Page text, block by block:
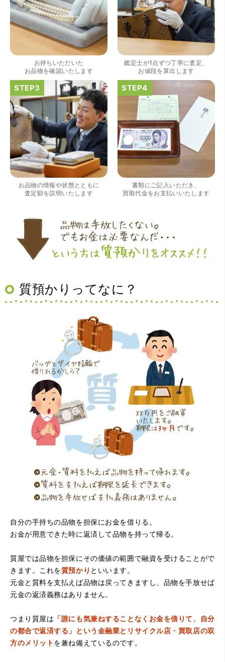
（大阪府大阪市）きれいにして頂いたうえで質入れ金額を
出していただいたのが初めてで感動しました。
（大阪府大阪市）すごく丁寧に対応して頂きました。 ホー
ムページの皆様の評価がとても良かったので、質屋自体初
めての利用でしたが、対応して頂きました担当の方もすご
く良かったです。 これから質屋をご利用される方は是非オ
ススメです。
やすくとても良い時間になりました!!満足出来る買取です。
本当に有難う御座います!!
（大阪府寝屋川市）質屋さんは初めてて不安でしたが、他
店買い取りより高く思っていた以上の金額で大満足です。
説明もわかりやすく、優しい話し方の対応でとても良かっ
たです。
（大阪府堺市）電話対応の時からとても感じが良くて来店
でお世話になろうと思いました。ありがとうございまし
た。
お持ちいただいた
お品物を確認いたします
鑑定士が1点ずつ丁寧に査定、
お値段を算出します
お品物の情報や状態とともに
査定額を説明いたします
書類にご記入いただき、
買取代金をお支払いいたします
質預かりってなに？
自分の手持ちの品物を担保にお金を借りる。
お金が用意できた時に返済して品物を持って帰る。
質屋では品物を担保にその価値の範囲で融資を受けることがで
きます。これを質預かり といいます。
元金と質料を支払えば品物は戻ってきますし、品物を手放せば
元金の返済義務はありません。
つまり質屋は 「誰にも気兼ねすることなくお金を借りて、自分
の都合で返済する」という金融業とリサイクル店・買取店の双
方のメリットを兼ね備えているのです。